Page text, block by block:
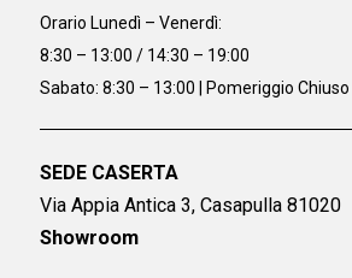
Orario Lunedì – Venerdì:
8:30 – 13:00 / 14:30 – 19:00
Sabato: 8:30 – 13:00 | Pomeriggio Chiuso
SEDE CASERTA
Via Appia Antica 3, Casapulla 81020
Showroom